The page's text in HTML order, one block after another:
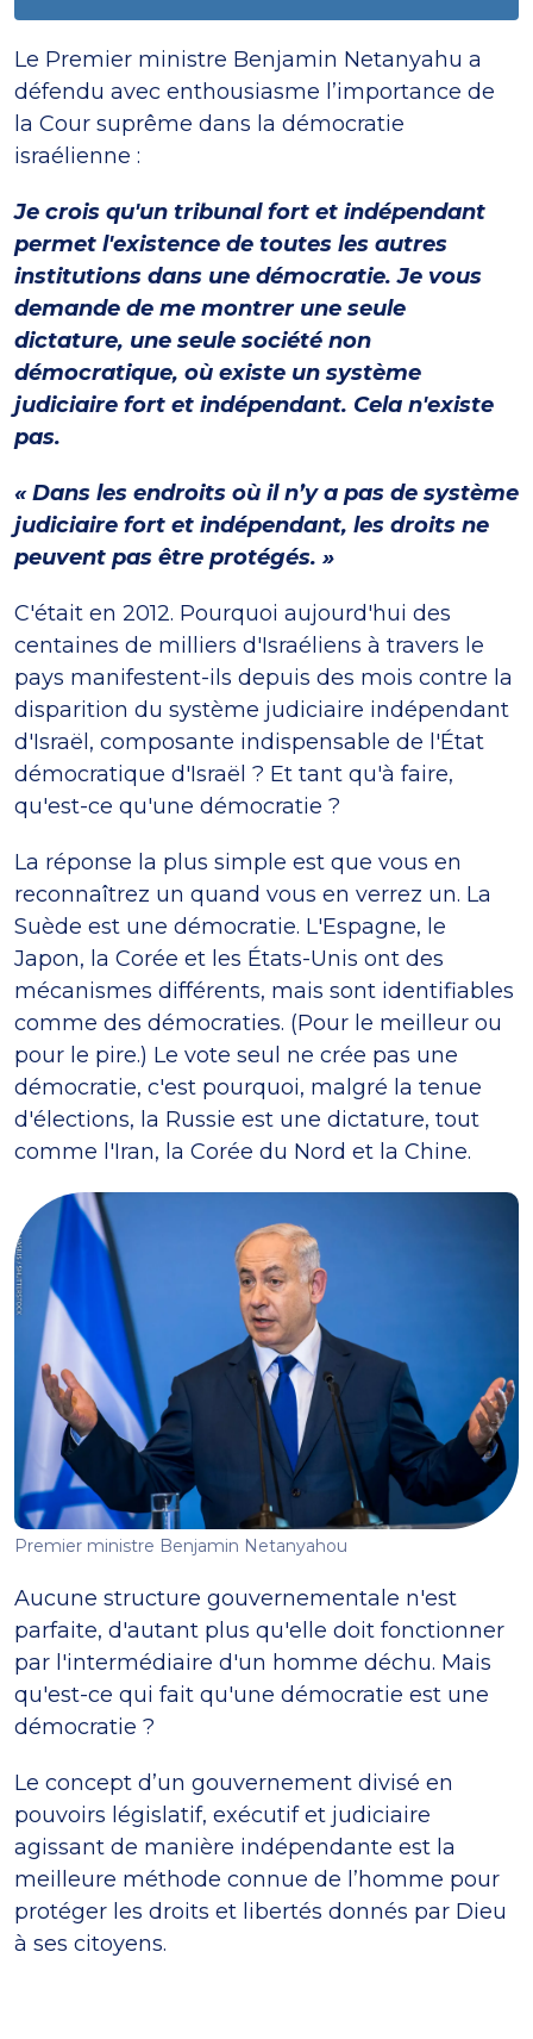
Le Premier ministre Benjamin Netanyahu a
défendu avec enthousiasme l’importance de
la Cour suprême dans la démocratie
israélienne :
Je crois qu'un tribunal fort et indépendant
permet l'existence de toutes les autres
institutions dans une démocratie. Je vous
demande de me montrer une seule
dictature, une seule société non
démocratique, où existe un système
judiciaire fort et indépendant. Cela n'existe
pas.
« Dans les endroits où il n’y a pas de système
judiciaire fort et indépendant, les droits ne
peuvent pas être protégés. »
C'était en 2012. Pourquoi aujourd'hui des
centaines de milliers d'Israéliens à travers le
pays manifestent-ils depuis des mois contre la
disparition du système judiciaire indépendant
d'Israël, composante indispensable de l'État
démocratique d'Israël ? Et tant qu'à faire,
qu'est-ce qu'une démocratie ?
La réponse la plus simple est que vous en
reconnaîtrez un quand vous en verrez un. La
Suède est une démocratie. L'Espagne, le
Japon, la Corée et les États-Unis ont des
mécanismes différents, mais sont identifiables
comme des démocraties. (Pour le meilleur ou
pour le pire.) Le vote seul ne crée pas une
démocratie, c'est pourquoi, malgré la tenue
d'élections, la Russie est une dictature, tout
comme l'Iran, la Corée du Nord et la Chine.
Premier ministre Benjamin Netanyahou
Aucune structure gouvernementale n'est
parfaite, d'autant plus qu'elle doit fonctionner
par l'intermédiaire d'un homme déchu. Mais
qu'est-ce qui fait qu'une démocratie est une
démocratie ?
Le concept d’un gouvernement divisé en
pouvoirs législatif, exécutif et judiciaire
agissant de manière indépendante est la
meilleure méthode connue de l’homme pour
protéger les droits et libertés donnés par Dieu
à ses citoyens.